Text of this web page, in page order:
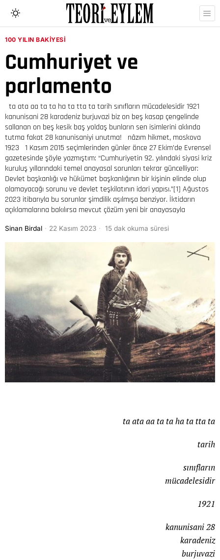
100 YILIN BAKIYESI
Cumhuriyet ve
parlamento
ta ata aa ta ta ha ta tta ta tarih sınıfların mücadelesidir 1921
kanunisani 28 karadeniz burjuvazi biz on beş kasap çengelinde
sallanan on beş kesik baş yoldaş bunların sen isimlerini aklında
tutma fakat 28 kanunisaniyi unutma! nâzım hikmet, moskova
1923 1 Kasım 2015 seçimlerinden günler önce 27 Ekim’de Evrensel
gazetesinde şöyle yazmıştım: “Cumhuriyetin 92. yılındaki siyasi kriz
kuruluş yıllarındaki temel anayasal sorunları tekrar güncelliyor:
Devlet başkanlığı ve hükümet başkanlığının bir kişinin elinde olup
olamayacağı sorunu ve devlet teşkilatının idari yapısı.”[1] Ağustos
2023 itibarıyla bu sorunlar şimdilik aşılmışa benziyor. İktidarın
açıklamalarına bakılırsa mevcut çözüm yeni bir anayasayla
Sinan Birdal 22 Kasım 2023 15 dak okuma süresi
ta ata aa ta ta ha ta tta ta
tarih
sınıfların
mücadelesidir
1921
kanunisani 28
karadeniz
burjuvazi